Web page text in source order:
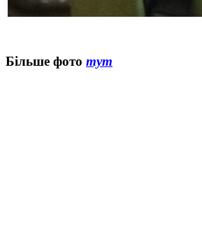
Більше фото тут